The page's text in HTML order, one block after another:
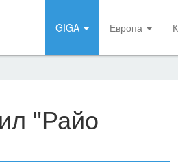
GIGA Европа
"Райо